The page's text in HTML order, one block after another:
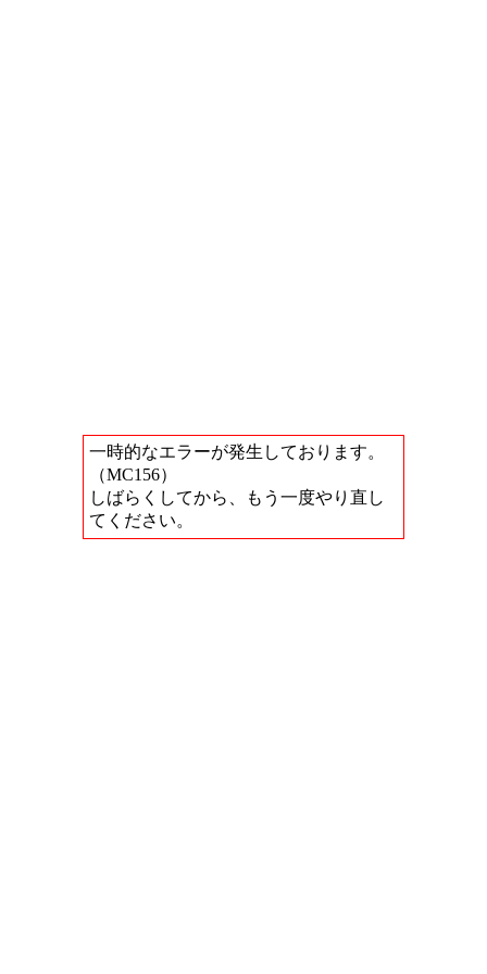
一時的なエラーが発生しております。
（MC156）
しばらくしてから、もう一度やり直し
てください。